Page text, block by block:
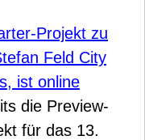
Projekt zu
Feld City
ist online
die Preview-
für das 13.